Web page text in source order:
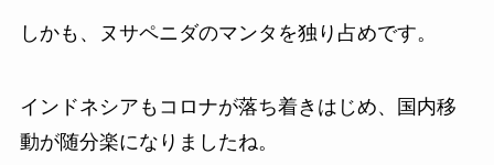
しかも、ヌサペニダのマンタを独り占めです。
インドネシアもコロナが落ち着きはじめ、国内移
動が随分楽になりましたね。